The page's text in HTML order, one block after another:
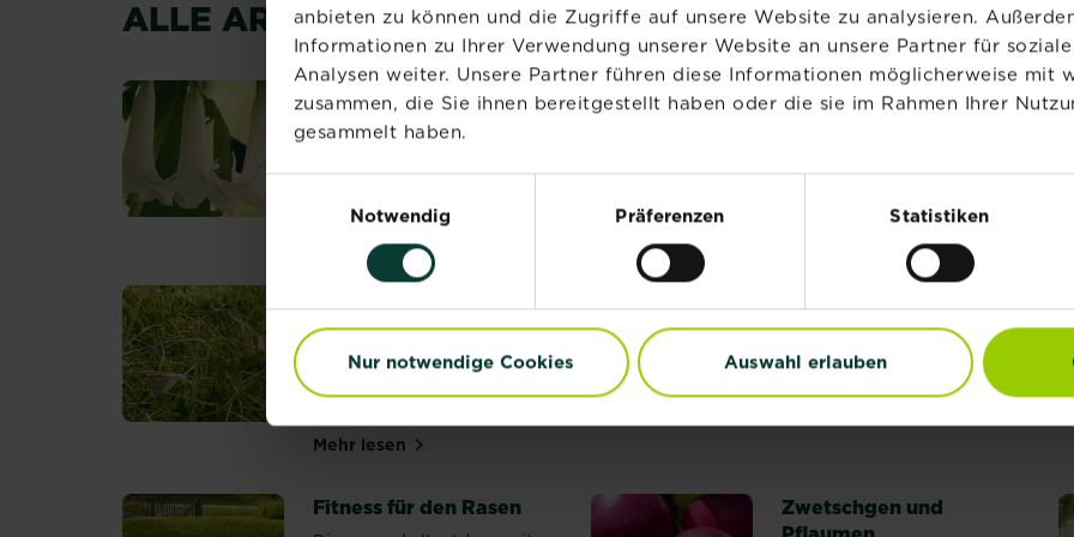
anbieten zu können und die Zugriffe auf unsere Website zu analysieren.
Informationen zu Ihrer Verwendung unserer Website an unsere Partner für
Analysen weiter. Unsere Partner führen diese Informationen möglicherweise mit
zusammen, die Sie ihnen bereitgestellt haben oder die sie im Rahmen Ihrer
gesammelt haben.
Notwendig
Präferenzen Statistiken
Nur notwendige Cookies Auswahl erlauben
ALLE ARTIKEL (378)
Engelstrompete und
Stechapfel
(Engelstrompete) wird
über Engelstrompete und Stechapfel
Rasenpflege in Herbst
Rasen während der...
über Rasenpflege in
Ursachen und
Bekämpfung
Überblick: Moos in der
Mehr lesenüber Moos im Rasen: Ursachen und Bekämpfung
Während eines langen
Sommers ist der Rasen so...
Mehr lesenüber Rasen im
Fitness für den Rasen
Zwetschgen und